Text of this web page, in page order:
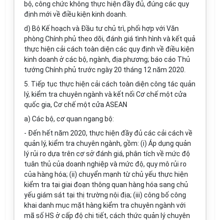
bộ, công chức không thực hiện đầy đủ, đúng các quy
định mới về điều kiện kinh doanh.
d) Bộ Kế hoạch và Đầu tư chủ trì, phối hợp với Văn
phòng Chính phủ theo dõi, đánh giá tình hình và kết quả
thực hiện cải cách toàn diện các quy định về điều kiện
kinh doanh ở các bộ, ngành, địa phương; báo cáo Thủ
tướng Chính phủ trước ngày 20 tháng 12 năm 2020.
5. Tiếp tục thực hiện cải cách toàn diện công tác quản
lý, kiểm tra chuyên ngành và kết nối Cơ chế một cửa
quốc gia, Cơ chế một cửa ASEAN
a) Các bộ, cơ quan ngang bộ:
- Đến hết năm 2020, thực hiện đầy đủ các cải cách về
quản lý, kiểm tra chuyên ngành, gồm: (i) Áp dụng quản
lý rủi ro dựa trên cơ sở đánh giá, phân tích về mức độ
tuân thủ của doanh nghiệp và mức độ, quy mô rủi ro
của hàng hóa; (ii) chuyển mạnh từ chủ yếu thực hiện
kiểm tra tại giai đoạn thông quan hàng hóa sang chủ
yếu giám sát tại thị trường nội địa; (iii) công bố công
khai danh mục mặt hàng kiểm tra chuyên ngành với
mã số HS ở cấp độ chi tiết, cách thức quản lý chuyên